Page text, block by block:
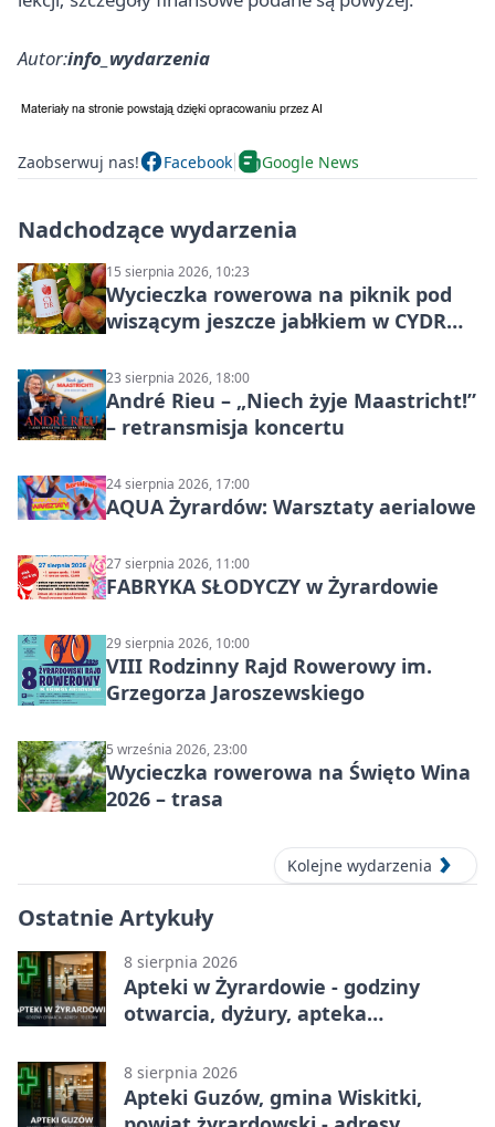
Autor:info_wydarzenia
Zaobserwuj nas! Facebook Google News
Nadchodzące wydarzenia
15 sierpnia 2026, 10:23
Wycieczka rowerowa na piknik pod
wiszącym jeszcze jabłkiem w CYDR
23 sierpnia 2026, 18:00
André Rieu – „Niech żyje Maastricht!”
– retransmisja koncertu
24 sierpnia 2026, 17:00
AQUA Żyrardów: Warsztaty aerialowe
27 sierpnia 2026, 11:00
FABRYKA SŁODYCZY w Żyrardowie
29 sierpnia 2026, 10:00
VIII Rodzinny Rajd Rowerowy im.
Grzegorza Jaroszewskiego
5 września 2026, 23:00
Wycieczka rowerowa na Święto Wina
2026 – trasa
Kolejne wydarzenia
Ostatnie Artykuły
8 sierpnia 2026
Apteki w Żyrardowie - godziny
otwarcia, dyżury, apteka
8 sierpnia 2026
Apteki Guzów, gmina Wiskitki,